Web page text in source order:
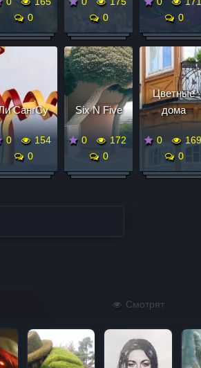
0
0
0
СангСу
0
154
0
Six N Five
0
172
0
Цветные
дома
0
169
0
Смотрят